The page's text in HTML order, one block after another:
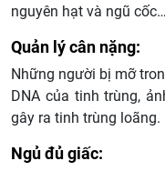
nguyên hạt và ngũ cốc…
Quản lý cân nặng:
Những người bị mỡ
DNA của tinh trùng,
gây ra tinh trùng loãng.
Ngủ đủ giấc: